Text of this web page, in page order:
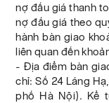
nợ đấu giá thanh
nợ đấu giá theo
hành bàn giao
liên quan đến
- Địa điểm bàn
chỉ: Số 24 Láng
phố Hà Nội). Kể